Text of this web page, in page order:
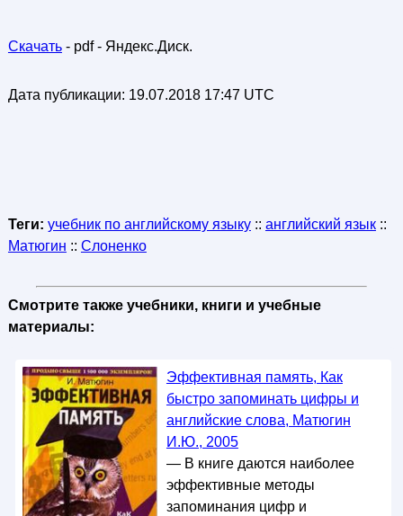
Скачать- pdf - Яндекс.Диск.
Дата публикации: 19.07.2018 17:47 UTC
Теги: учебник по английскому языку:: английский язык::
Матюгин :: Слоненко
Смотрите также учебники, книги и учебные
материалы:
Эффективная память, Как
быстро запоминать цифры и
английские слова, Матюгин
И.Ю., 2005
— В книге даются наиболее
эффективные методы
запоминания цифр и